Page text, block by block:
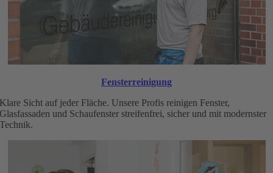
Fensterreinigung
Klare Sicht auf jeder Fläche. Unsere Profis reinigen Fenster,
Glasfassaden und Schaufenster streifenfrei, sicher und mit modernster
Technik.